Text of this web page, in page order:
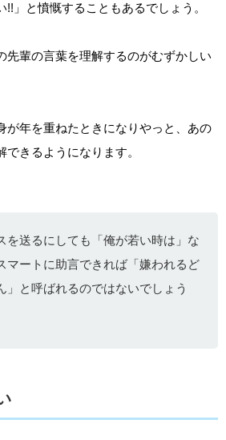
」と憤慨することもあるでしょう。
先輩の言葉を理解するのがむずかしい
が年を重ねたときになりやっと、あの
きるようになります。
を送るにしても「俺が若い時は」な
マートに助言できれば「嫌われるど
」と呼ばれるのではないでしょう